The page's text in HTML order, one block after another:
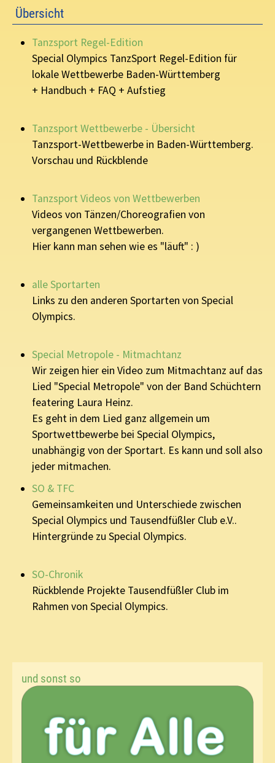
Übersicht
Tanzsport Regel-Edition
Special Olympics TanzSport Regel-Edition für
lokale Wettbewerbe Baden-Württemberg
+ Handbuch + FAQ + Aufstieg
Tanzsport Wettbewerbe - Übersicht
Tanzsport-Wettbewerbe in Baden-Württemberg.
Vorschau und Rückblende
Tanzsport Videos von Wettbewerben
Videos von Tänzen/Choreografien von
vergangenen Wettbewerben.
Hier kann man sehen wie es "läuft" : )
alle Sportarten
Links zu den anderen Sportarten von Special
Olympics.
Special Metropole - Mitmachtanz
Wir zeigen hier ein Video zum Mitmachtanz auf das
Lied "Special Metropole" von der Band Schüchtern
featering Laura Heinz.
Es geht in dem Lied ganz allgemein um
Sportwettbewerbe bei Special Olympics,
unabhängig von der Sportart. Es kann und soll also
jeder mitmachen.
SO & TFC
Gemeinsamkeiten und Unterschiede zwischen
Special Olympics und Tausendfüßler Club e.V..
Hintergründe zu Special Olympics.
SO-Chronik
Rückblende Projekte Tausendfüßler Club im
Rahmen von Special Olympics.
und sonst so